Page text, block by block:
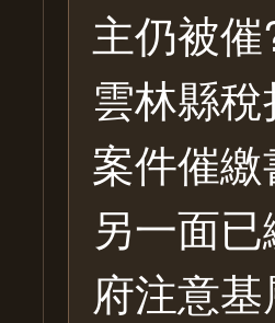
主仍被
雲林縣
案件催
另一面
府注意